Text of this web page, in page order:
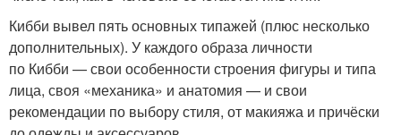
Кибби вывел пять основных типажей (плюс несколько
дополнительных). У каждого образа личности
по Кибби — свои особенности строения фигуры и типа
лица, своя «механика» и анатомия — и свои
рекомендации по выбору стиля, от макияжа и причёски